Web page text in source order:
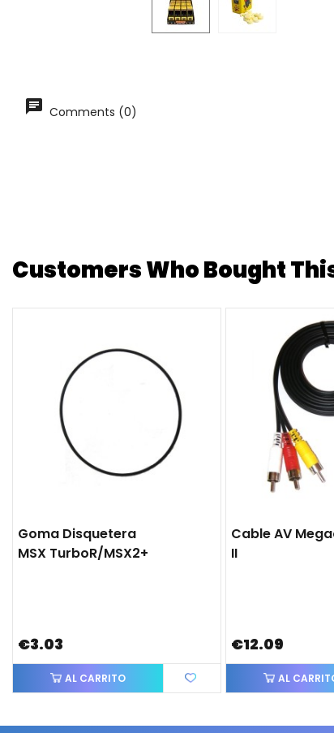
Comments (0)
Customers Who Bought
Goma Disquetera
MSX TurboR/MSX2+
€3.03
AL CARRITO
Cable AV
II
€12.09
AL